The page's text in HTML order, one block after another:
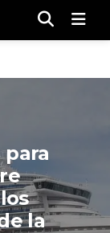
para
la